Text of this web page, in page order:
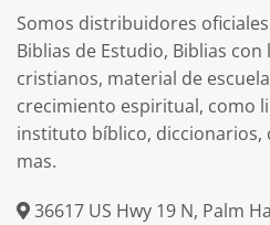
Somos distribuidores
Biblias de Estudio, Biblias
cristianos, material de
crecimiento espiritual, como
instituto bíblico, diccionarios,
mas.
36617 US Hwy 19 N, Palm